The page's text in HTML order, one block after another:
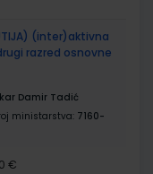
(inter)aktivna
razred osnovne
Damir Tadić
ministarstva: 7160-
€